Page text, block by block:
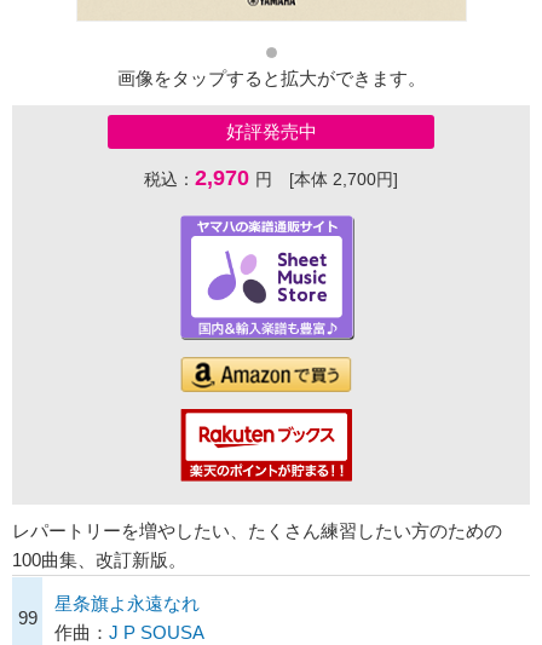
画像をタップすると拡大ができます。
好評発売中
税込： 2,970 円 [本体 2,700円]
レパートリーを増やしたい、たくさん練習したい方のための
100曲集、改訂新版。
99
星条旗よ永遠なれ
作曲： J P SOUSA